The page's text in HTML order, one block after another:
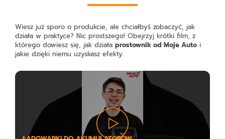
Wiesz już sporo o produkcie, ale chciałbyś zobaczyć, jak
działa w praktyce? Nic prostszego! Obejrzyj krótki film, z
którego dowiesz się, jak działa prostownik od Moje Auto i
jakie dzięki niemu uzyskasz efekty.